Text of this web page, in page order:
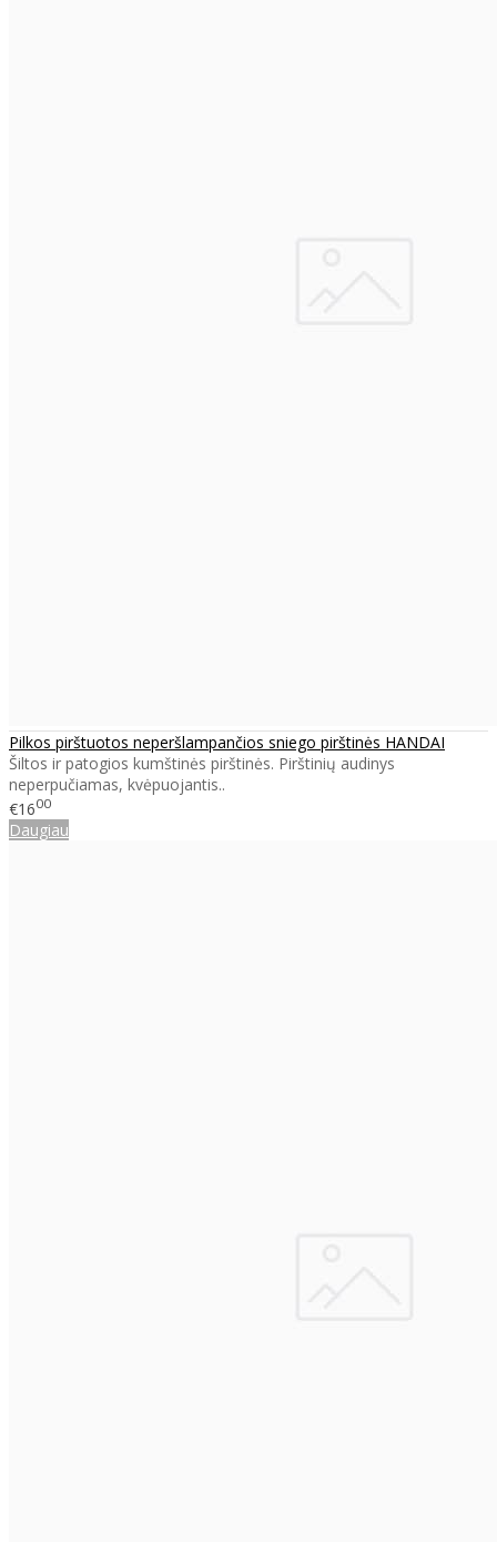
Pilkos pirštuotos neperšlampančios sniego pirštinės HANDAI
Šiltos ir patogios kumštinės pirštinės. Pirštinių audinys
neperpučiamas, kvėpuojantis..
€1600
Daugiau